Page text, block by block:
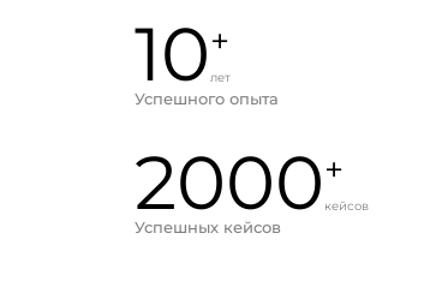
10+
лет
Успешного опыта
2000+
кейсов
Успешных кейсов